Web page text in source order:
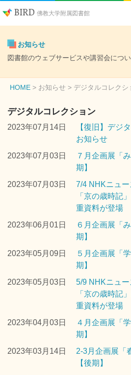
BIRD 佛教大学附属図書館
お知らせ
図書館のウェブサービスや講習会につ
HOME お知らせ > デジタルコレクシ
デジタルコレクション
2023年07月14日
【復旧】デジ
お知らせ
2023年07月03日
７月企画展「
期】
2023年07月03日
7/4 NHKニュ
「京の歳時記
重資料が登場
2023年06月01日
６月企画展「
期】
2023年05月09日
５月企画展「
期】
2023年05月03日
5/9 NHKニュ
「京の歳時記
重資料が登場
2023年04月03日
４月企画展「
期】
2023年03月14日
2-3月企画展「
【後期】